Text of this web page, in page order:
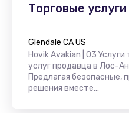
Торговые услуги
Glendale CA US
Hovik Avakian | O3
услуг продавца в Лос-
Предлагая безопасные,
решения вместе...